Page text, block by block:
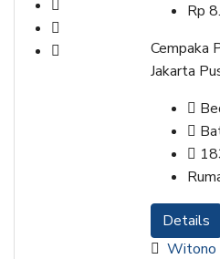
Rp
Cempaka
Jakarta
Details
Witono